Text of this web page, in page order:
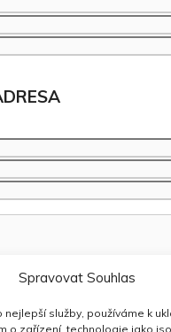
Spravovat Souhlas
nejlepší služby, používáme k
o zařízení, technologie jako